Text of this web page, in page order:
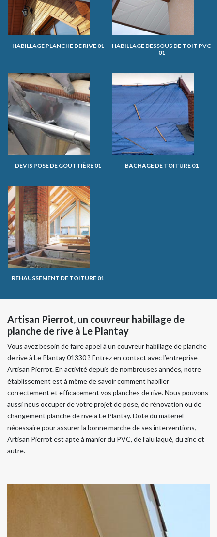
HABILLAGE PLANCHE DE RIVE 01
HABILLAGE DESSOUS DE TOIT PVC
01
DEVIS POSE DE GOUTTIÈRE 01 BÂCHAGE DE TOITURE 01
REHAUSSEMENT DE TOITURE 01
Artisan Pierrot, un couvreur habillage de
planche de rive à Le Plantay
Vous avez besoin de faire appel à un couvreur habillage de planche
de rive à Le Plantay 01330 ? Entrez en contact avec l’entreprise
Artisan Pierrot. En activité depuis de nombreuses années, notre
établissement est à même de savoir comment habiller
correctement et efficacement vos planches de rive. Nous pouvons
aussi nous occuper de votre projet de pose, de rénovation ou de
changement planche de rive à Le Plantay. Doté du matériel
nécessaire pour assurer la bonne marche de ses interventions,
Artisan Pierrot est apte à manier du PVC, de l’alu laqué, du zinc et
autre.